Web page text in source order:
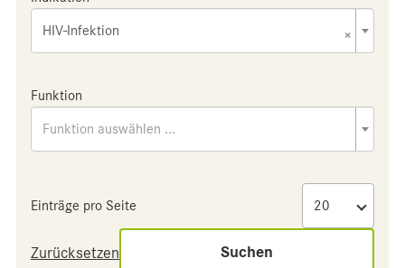
×
HIV-Infektion
Funktion
Funktion auswählen ...
Einträge pro Seite
Zurücksetzen Suchen